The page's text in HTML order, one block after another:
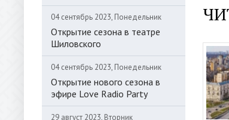
04 сентябрь 2023, Понедельник
Открытие сезона в театре
Шиловского
04 сентябрь 2023, Понедельник
Открытие нового сезона в
эфире Love Radio Party
29 август 2023, Вторник